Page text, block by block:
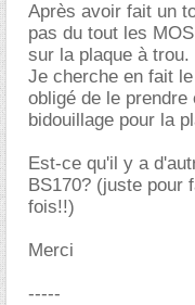
Après avoir fait un
pas du tout les
sur la plaque à trou.
Je cherche en fait
obligé de le
bidouillage pour la
Est-ce qu'il y a
BS170? (juste pour
fois!!)
Merci
-----